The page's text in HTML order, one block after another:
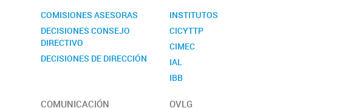
COMISIONES ASESORAS
DECISIONES CONSEJO
DIRECTIVO
DECISIONES DE DIRECCIÓN
INSTITUTOS
CICYTTP
CIMEC
IAL
IBB
COMUNICACIÓN OVLG